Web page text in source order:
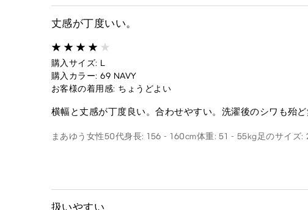
丈感が丁度いい。
購入サイズ: L
購入カラー: 69 NAVY
お客様の着用感: ちょうどよい
横幅と丈感が丁度良い。合わせやすい。洗濯後のシワも殆ど
まあゆう 女性50代身長: 156 - 160cm体重: 51 - 55kg足のサイズ:
扱いやすい